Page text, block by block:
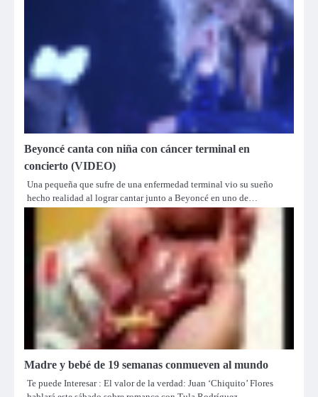
Beyoncé canta con niña con cáncer terminal en
concierto (VIDEO)
Una pequeña que sufre de una enfermedad terminal vio su sueño
hecho realidad al lograr cantar junto a Beyoncé en uno de…
Madre y bebé de 19 semanas conmueven al mundo
Te puede Interesar : El valor de la verdad: Juan ‘Chiquito’ Flores